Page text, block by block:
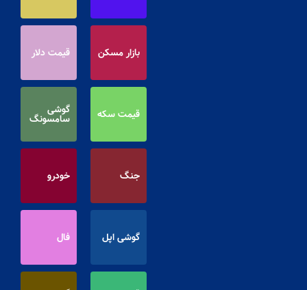
بازار مسکن قیمت دلار
قیمت سکه گوشی
سامسونگ
جنگ خودرو
گوشی اپل فال